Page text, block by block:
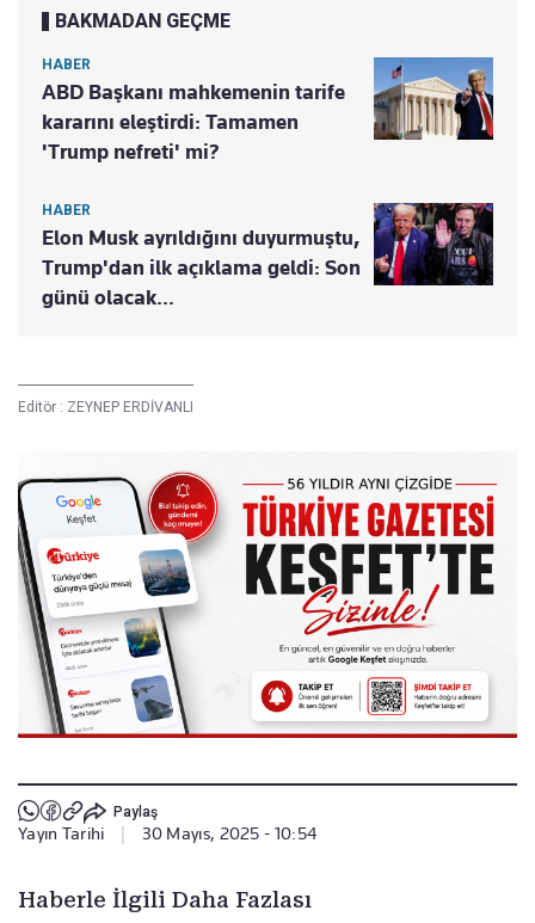
BAKMADAN GEÇME
HABER
ABD Başkanı mahkemenin tarife
kararını eleştirdi: Tamamen
'Trump nefreti' mi?
HABER
Elon Musk ayrıldığını duyurmuştu,
Trump'dan ilk açıklama geldi: Son
günü olacak...
Editör : ZEYNEP ERDİVANLI
Paylaş
Yayın Tarihi 30 Mayıs, 2025 - 10:54
Haberle İlgili Daha Fazlası